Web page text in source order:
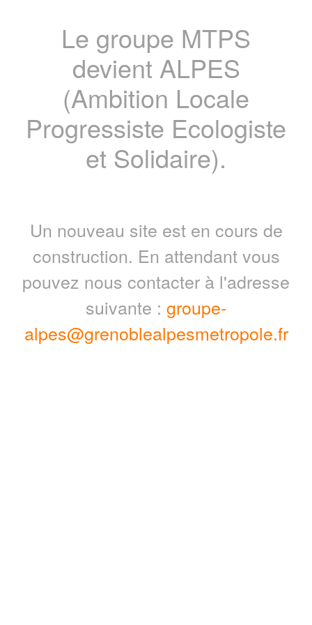
Le groupe MTPS
devient ALPES
(Ambition Locale
Progressiste Ecologiste
et Solidaire).
Un nouveau site est en cours de
construction. En attendant vous
pouvez nous contacter à l'adresse
suivante : groupe-
alpes@grenoblealpesmetropole.fr